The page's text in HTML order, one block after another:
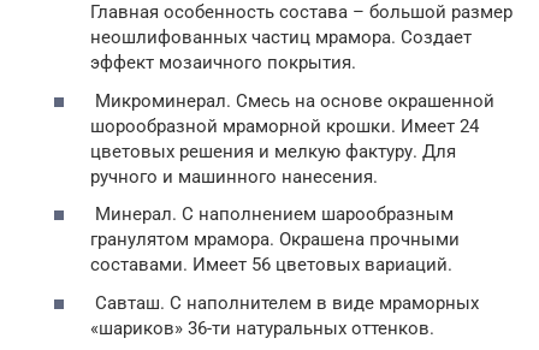
Главная особенность состава – большой размер
неошлифованных частиц мрамора. Создает
эффект мозаичного покрытия.
Микроминерал. Смесь на основе окрашенной
шорообразной мраморной крошки. Имеет 24
цветовых решения и мелкую фактуру. Для
ручного и машинного нанесения.
Минерал. С наполнением шарообразным
гранулятом мрамора. Окрашена прочными
составами. Имеет 56 цветовых вариаций.
Савташ. С наполнителем в виде мраморных
«шариков» 36-ти натуральных оттенков.